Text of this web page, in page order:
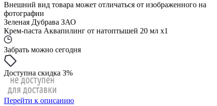
Внешний вид товара может отличаться от изображенного на
фотографии
Зеленая Дубрава ЗАО
Крем-паста Аквапилинг от натоптышей 20 мл x1
Забрать можно сегодня
Доступна скидка 3%
Перейти к описанию